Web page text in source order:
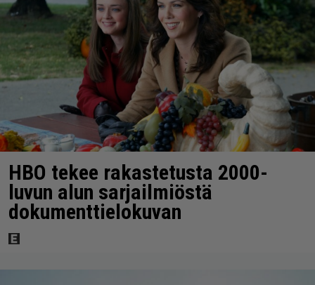
HBO tekee rakastetusta 2000-
luvun alun sarjailmiöstä
dokumenttielokuvan